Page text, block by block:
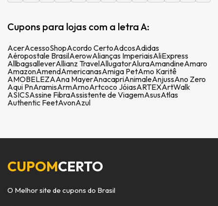
Cupons para lojas com a letra A:
AcerAcessoShopAcordo CertoAdcosAdidas
Aéropostale BrasilAerowAlianças ImperiaisAliExpress
AllbagsalleverAllianz TravelAllugatorAluraAmandineAmaro
AmazonAmendAmericanasAmiga PetAmo Karitê
AMOBELEZAAna MayerAnacapriAnimaleAnjussAno Zero
Aqui PnAramisArmArnoArtcoco JóiasARTEXArtWalk
ASICSAssine FibraAssistente de ViagemAsusAtlas
Authentic FeetAvonAzul
CUPOMCERTO
O Melhor site de cupons do Brasil